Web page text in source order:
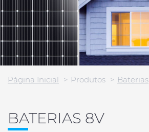
Página Inicial Produtos Baterias
BATERIAS 8V